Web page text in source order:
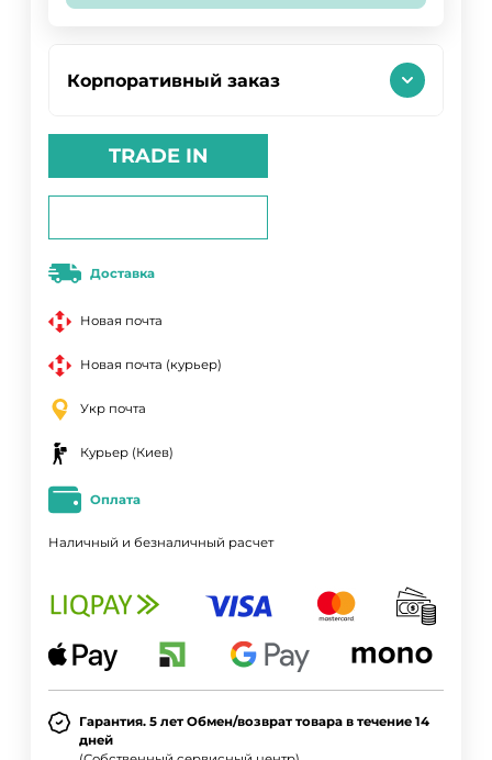
Корпоративный заказ
TRADE IN
Доставка
Новая почта
Новая почта (курьер)
Укр почта
Курьер (Киев)
Оплата
Наличный и безналичный расчет
Гарантия. 5 лет Обмен/возврат товара в течение 14
дней